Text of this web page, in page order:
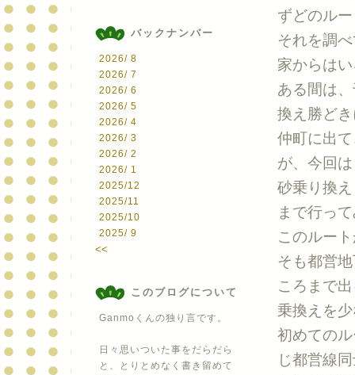
バックナンバー
2026/ 8
2026/ 7
2026/ 6
2026/ 5
2026/ 4
2026/ 3
2026/ 2
2026/ 1
2025/12
2025/11
2025/10
2025/ 9
<<
このブログについて
Ganmoくんの独り言です。
日々思いついた事をだらだら
と、とりとめなく書き留めて
ずどのル
それを調
家からは
ある間は
換え勝ど
仲町に出
が、今回
砂乗り換
まで行っ
このルー
そも都営
ころまで
乗換えを
初めての
じ都営線